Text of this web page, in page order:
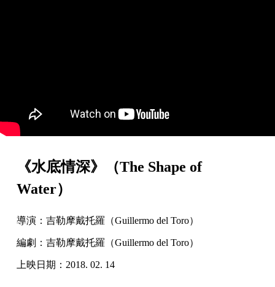
《水底情深》（The Shape of
Water）
導演：吉勒摩戴托羅（Guillermo del Toro）
編劇：吉勒摩戴托羅（Guillermo del Toro）
上映日期：2018. 02. 14